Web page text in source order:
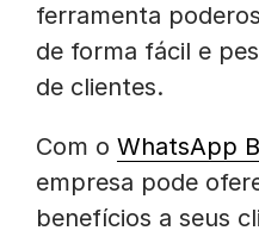
ferramenta
de forma fácil e
de clientes.
Com o WhatsApp
empresa pode
benefícios a seus